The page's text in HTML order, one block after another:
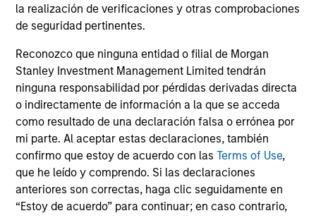
la realización de verificaciones y otras comprobaciones
de seguridad pertinentes.
Reconozco que ninguna entidad o filial de Morgan
Stanley Investment Management Limited tendrán
ninguna responsabilidad por pérdidas derivadas directa
o indirectamente de información a la que se acceda
como resultado de una declaración falsa o errónea por
mi parte. Al aceptar estas declaraciones, también
confirmo que estoy de acuerdo con lasTerms of Use,
que he leído y comprendo. Si las declaraciones
anteriores son correctas, haga clic seguidamente en
“Estoy de acuerdo” para continuar; en caso contrario,
Visite nuestra página deGlosariopara conocer los
términos y definiciones relacionados.
Todos los datos de rentabilidad corresponden al valor
liquidativo (NAV) al inicio y al final del periodo una vez
descontadas las comisiones y no tienen en cuenta las
comisiones y los costes incurridos en la emisión y el
reembolso de participaciones. La fuente de todas las cifras
de rentabilidad y los datos de los índices es Morgan Stanley
Investment Management Limited ("MSIM Ltd").
El valor de las inversiones y de las rentas derivadas de ellas
puede disminuir y aumentar, por lo que un inversor podría
no recuperar el importe invertido.
No se muestran los datos de rentabilidad para los fondos